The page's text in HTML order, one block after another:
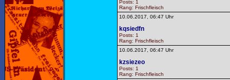
Posts: 1
Rang: Frischfleisch
10.06.2017, 06:47 Uhr
kqsiedfn
Posts: 1
Rang: Frischfleisch
10.06.2017, 06:47 Uhr
kzsiezeo
Posts: 1
Rang: Frischfleisch